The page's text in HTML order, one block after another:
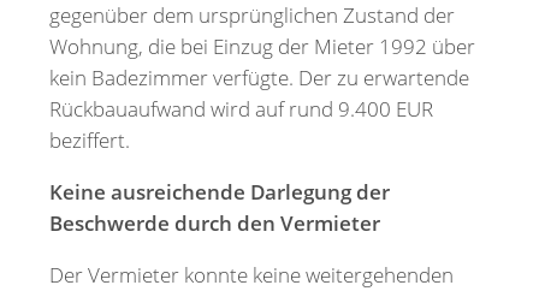
gegenüber dem ursprünglichen Zustand der
Wohnung, die bei Einzug der Mieter 1992 über
kein Badezimmer verfügte. Der zu erwartende
Rückbauaufwand wird auf rund 9.400 EUR
beziffert.
Keine ausreichende Darlegung der
Beschwerde durch den Vermieter
Der Vermieter konnte keine weitergehenden